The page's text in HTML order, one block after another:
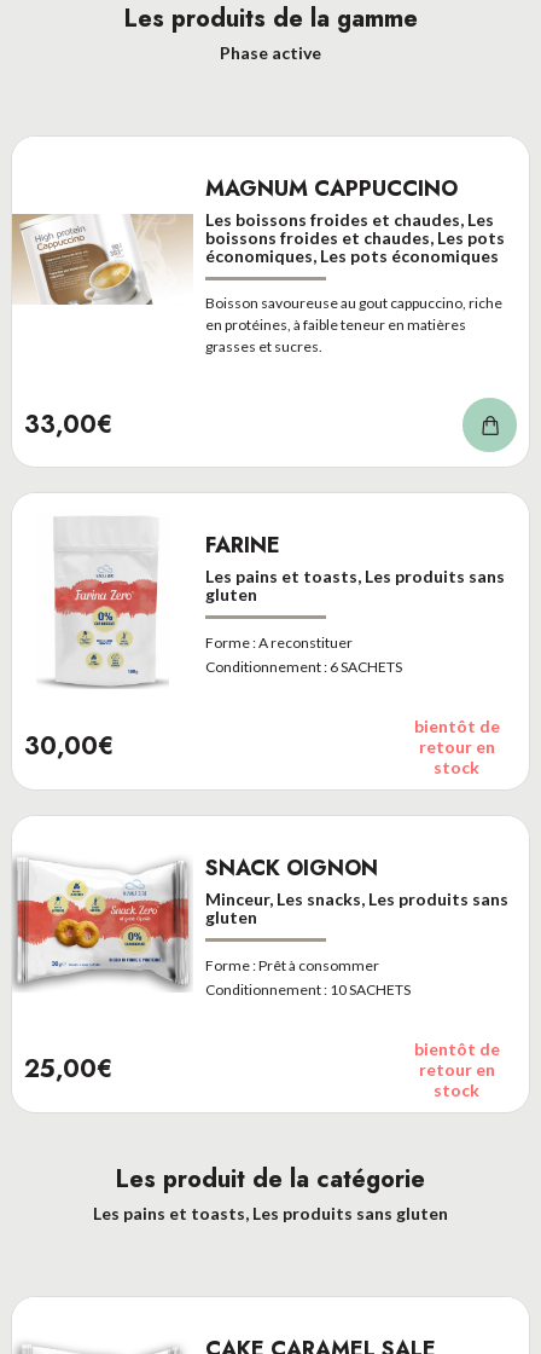
Les produits de la gamme
Phase active
MAGNUM CAPPUCCINO
Les boissons froides et chaudes, Les
boissons froides et chaudes, Les pots
économiques, Les pots économiques
Boisson savoureuse au gout cappuccino, riche
en protéines, à faible teneur en matières
grasses et sucres.
33,00€
FARINE
Les pains et toasts, Les produits sans
gluten
Forme :A reconstituer
Conditionnement : 6 SACHETS
30,00€
bientôt de
retour en
stock
SNACK OIGNON
Minceur, Les snacks, Les produits sans
gluten
Forme :Prêt à consommer
Conditionnement : 10 SACHETS
25,00€
bientôt de
retour en
stock
Les produit de la catégorie
Les pains et toasts, Les produits sans gluten